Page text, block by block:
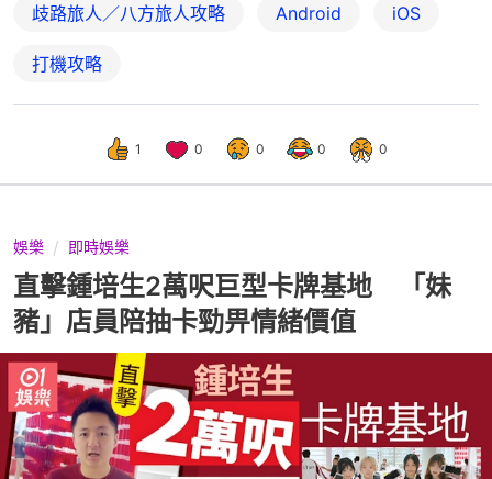
歧路旅人／八方旅人攻略 Android iOS
打機攻略
1 0 0 0 0
娛樂 即時娛樂
直擊鍾培生2萬呎巨型卡牌基地 「妹
豬」店員陪抽卡勁畀情緒價值